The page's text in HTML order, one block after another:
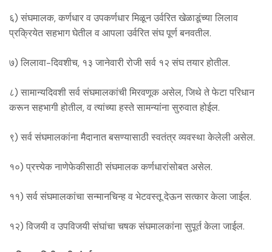
६) संघमालक, कर्णधार व उपकर्णधार मिळून उर्वरित खेळाडूंच्या लिलाव
प्रक्रियेत सहभाग घेतील व आपला उर्वरित संघ पूर्ण बनवतील.
७) लिलावा-दिवशीच, १३ जानेवारी रोजी सर्व १२ संघ तयार होतील.
८) सामान्यदिवशी सर्व संघमालकांची मिरवणूक असेल, जिथे ते फेटा परिधान
करून सहभागी होतील, व त्यांच्या हस्ते सामन्यांना सुरुवात होईल.
९) सर्व संघमालकांना मैदानात बसण्यासाठी स्वतंत्र व्यवस्था केलेली असेल.
१०) प्रत्त्येक नाणेफेकीसाठी संघमालक कर्णधारांसोबत असेल.
११) सर्व संघमालकांचा सन्मानचिन्ह व भेटवस्तू देऊन सत्कार केला जाईल.
१२) विजयी व उपविजयी संघांचा चषक संघमालकांना सुपूर्त केला जाईल.